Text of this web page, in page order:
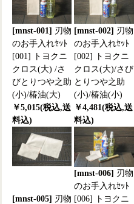
[mnst-001] 刃物
のお手入れｾｯﾄ
[001] トヨクニ
クロス(大) /さ
びとりつや之助
(小)/椿油(大)
￥5,015(税込,送
料込)
[mnst-002] 刃物
のお手入れｾｯﾄ
[002] トヨクニ
クロス(大)/さび
とりつや之助
(小)/椿油(小)
￥4,481(税込,送
料込)
[mnst-005] 刃物
[mnst-006] 刃物
のお手入れｾｯﾄ
[006] トヨクニ